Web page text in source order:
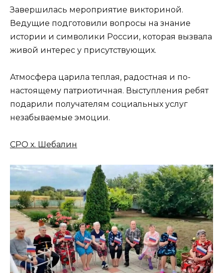
Завершилась мероприятие викториной.
Ведущие подготовили вопросы на знание
истории и символики России, которая вызвала
живой интерес у присутствующих.
Атмосфера царила теплая, радостная и по-
настоящему патриотичная. Выступления ребят
подарили получателям социальных услуг
незабываемые эмоции.
СРО х. Шебалин